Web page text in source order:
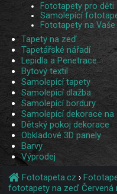
Fototapety pro děti
Samolepící
Fototapety na
Tapety na zeď
Tapetářské nářadí
Lepidla a Penetrace
Bytový textil
Samolepící tapety
Samolepící dlažba
Samolepící bordury
Samolepící dekorace
Dětský pokoj dekorace
Obkladové 3D panely
Barvy
Výprodej
Fototapeta.cz ›
fototapety na zeď Červená